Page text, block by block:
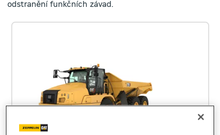
odstranění funkčních závad.